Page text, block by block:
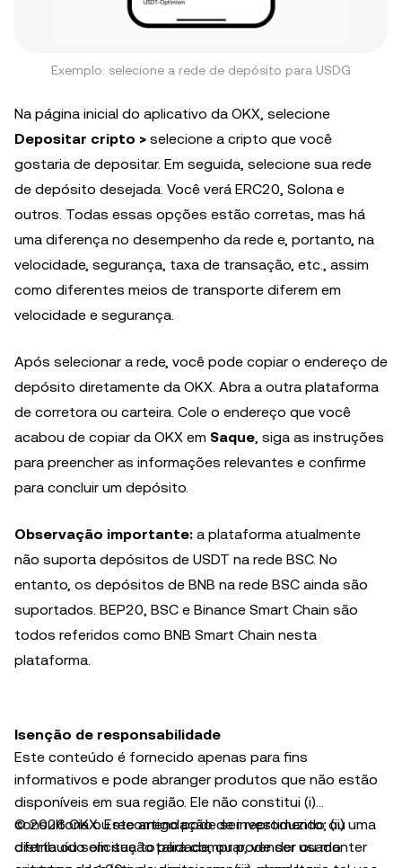
Exemplo: selecione a rede de depósito para USDG
Na página inicial do aplicativo da OKX, selecione
Depositar cripto > selecione a cripto que você
gostaria de depositar. Em seguida, selecione sua rede
de depósito desejada. Você verá ERC20, Solona e
outros. Todas essas opções estão corretas, mas há
uma diferença no desempenho da rede e, portanto, na
velocidade, segurança, taxa de transação, etc., assim
como diferentes meios de transporte diferem em
velocidade e segurança.
Após selecionar a rede, você pode copiar o endereço de
depósito diretamente da OKX. Abra a outra plataforma
de corretora ou carteira. Cole o endereço que você
acabou de copiar da OKX em Saque, siga as instruções
para preencher as informações relevantes e confirme
para concluir um depósito.
Observação importante: a plataforma atualmente
não suporta depósitos de USDT na rede BSC. No
entanto, os depósitos de BNB na rede BSC ainda são
suportados. BEP20, BSC e Binance Smart Chain são
todos referidos como BNB Smart Chain nesta
plataforma.
Isenção de responsabilidade
Este conteúdo é fornecido apenas para fins
informativos e pode abranger produtos que não estão
disponíveis em sua região. Ele não constitui (i)
consultoria ou recomendação de investimento; (ii) uma
oferta ou solicitação para comprar, vender ou manter
© 2026 OKX. Este artigo pode ser reproduzido ou
distribuído em sua totalidade, ou pode ser usado